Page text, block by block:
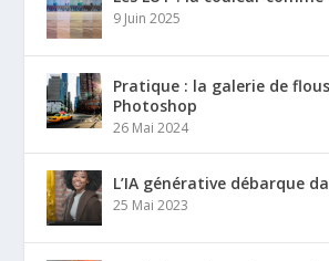
9 Juin 2025
Pratique : la galerie de
Photoshop
26 Mai 2024
L’IA générative débarque
25 Mai 2023